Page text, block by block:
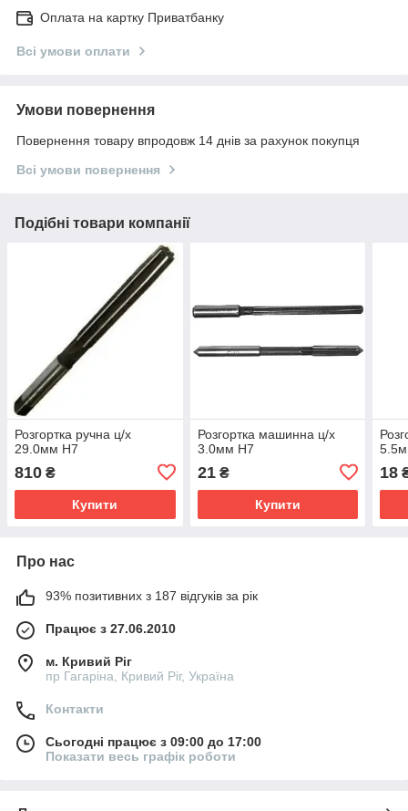
Оплата на картку Приватбанку
Всі умови оплати
Умови повернення
Повернення товару впродовж 14 днів за рахунок покупця
Всі умови повернення
Подібні товари компанії
Розгортка ручна ц/х
29.0мм Н7
810 ₴
Купити
Розгортка машинна ц/х
3.0мм Н7
21₴
Купити
18
Про нас
93% позитивних з 187 відгуків за рік
Працює з 27.06.2010
м. Кривий Ріг
пр Гагаріна, Кривий Ріг, Україна
Контакти
Сьогодні працює з 09:00 до 17:00
Показати весь графік роботи